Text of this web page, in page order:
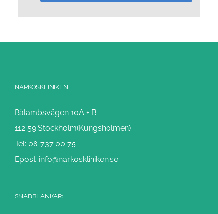
NARKOSKLINIKEN
Rålambsvägen 10A + B
112 59 Stockholm(Kungsholmen)
Tel: 08-737 00 75
Epost: info@narkoskliniken.se
SNABBLÄNKAR: